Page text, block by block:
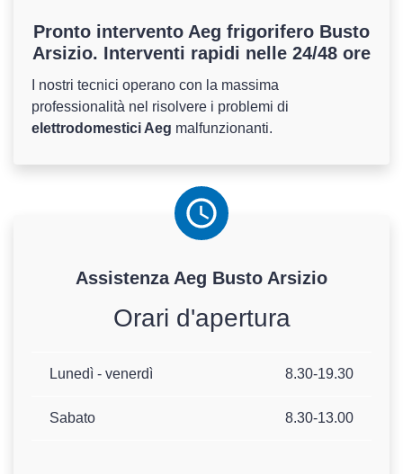
Pronto intervento Aeg frigorifero Busto
Arsizio. Interventi rapidi nelle 24/48 ore
I nostri tecnici operano con la massima
professionalità nel risolvere i problemi di
elettrodomestici Aeg malfunzionanti.
Assistenza Aeg Busto Arsizio
Orari d'apertura
Lunedì - venerdì 8.30-19.30
Sabato 8.30-13.00